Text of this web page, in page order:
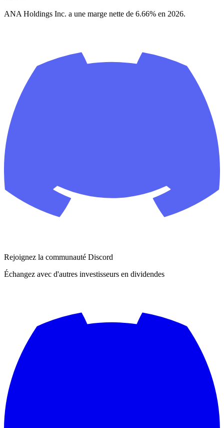
ANA Holdings Inc. a une marge nette de 6.66% en 2026.
Rejoignez la communauté Discord
Échangez avec d'autres investisseurs en dividendes